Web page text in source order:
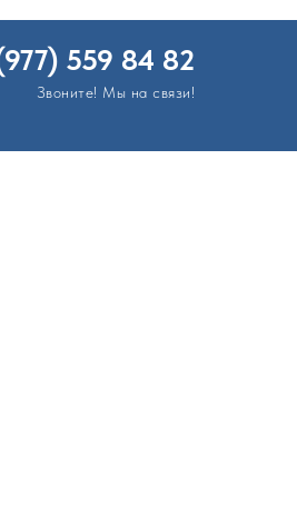
559 84 82
Звоните! Мы на связи!